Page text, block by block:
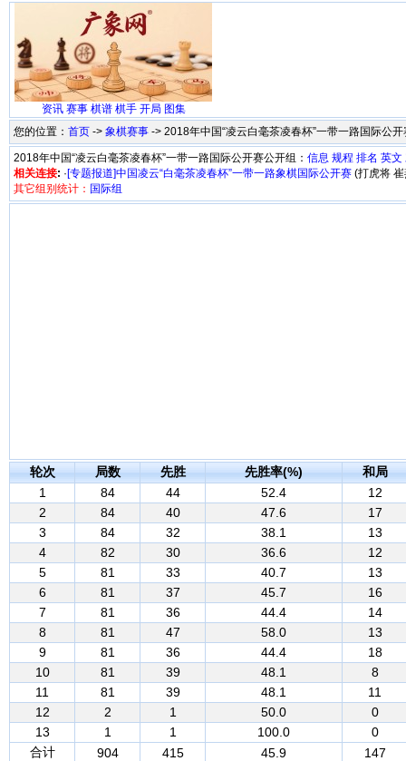
资讯 赛事 棋谱 棋手 开局 图集
您的位置： 首页 -> 象棋赛事 -> 2018年中国“凌云白毫茶凌春杯”一带一路国际公
2018年中国“凌云白毫茶凌春杯”一带一路国际公开赛公开组： 信息 规程 排名 英文
相关连接: ·[专题报道]中国凌云“白毫茶凌春杯”一带一路象棋国际公开赛 (打虎将 崔
其它组别统计： 国际组
轮次 局数 先胜 先胜率(%)
和局
1
84 44 52.4
12
2
84 40 47.6
17
3
84 32 38.1
13
4
82 30 36.6
12
5
81 33 40.7
13
6
81 37 45.7
16
7
81 36 44.4
14
8
81 47 58.0
13
9
81 36 44.4
18
10
81 39 48.1
8
11
81 39 48.1
11
12
2 1 50.0
0
13
1 1 100.0
0
合计
904 415 45.9 147